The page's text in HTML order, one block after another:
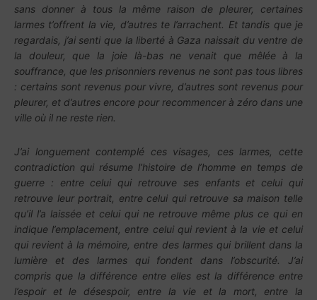
sans donner à tous la même raison de pleurer, certaines
larmes t’offrent la vie, d’autres te l’arrachent. Et tandis que je
regardais, j’ai senti que la liberté à Gaza naissait du ventre de
la douleur, que la joie là-bas ne venait que mêlée à la
souffrance, que les prisonniers revenus ne sont pas tous libres
: certains sont revenus pour vivre, d’autres sont revenus pour
pleurer, et d’autres encore pour recommencer à zéro dans une
ville où il ne reste rien.
J’ai longuement contemplé ces visages, ces larmes, cette
contradiction qui résume l’histoire de l’homme en temps de
guerre : entre celui qui retrouve ses enfants et celui qui
retrouve leur portrait, entre celui qui retrouve sa maison telle
qu’il l’a laissée et celui qui ne retrouve même plus ce qui en
indique l’emplacement, entre celui qui revient à la vie et celui
qui revient à la mémoire, entre des larmes qui brillent dans la
lumière et des larmes qui fondent dans l’obscurité. J’ai
compris que la différence entre elles est la différence entre
l’espoir et le désespoir, entre la vie et la mort, entre la